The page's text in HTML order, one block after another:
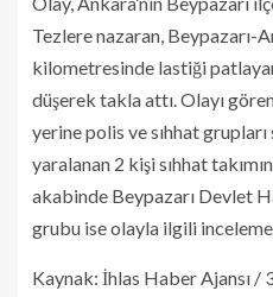
Tezlere nazaran, Beypazarı-
kilometresinde lastiği
düşerek takla attı. Olayı
yerine polis ve sıhhat
yaralanan 2 kişi sıhhat
akabinde Beypazarı Devlet
grubu ise olayla ilgili
Kaynak: İhlas Haber Ajansı /